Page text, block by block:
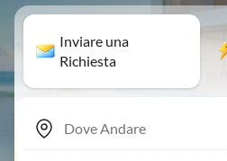
Inviare una
Richiesta